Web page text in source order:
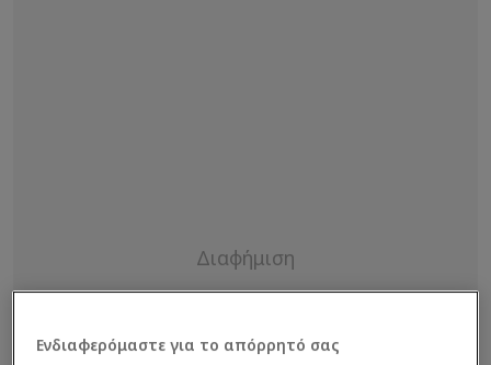
Ενδιαφερόμαστε για το απόρρητό σας